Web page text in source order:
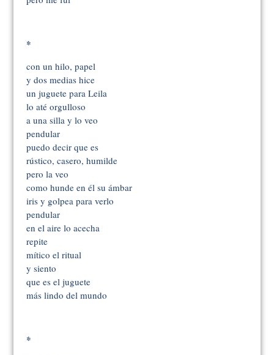
*
con un hilo, papel
y dos medias hice
un juguete para Leila
lo até orgulloso
a una silla y lo veo
pendular
puedo decir que es
rústico, casero, humilde
pero la veo
como hunde en él su ámbar
iris y golpea para verlo
pendular
en el aire lo acecha
repite
mítico el ritual
y siento
que es el juguete
más lindo del mundo
*